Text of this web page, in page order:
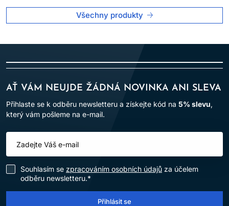
Všechny produkty
AŤ VÁM NEUJDE ŽÁDNÁ NOVINKA ANI SLEVA
Přihlaste se k odběru newsletteru a získejte kód na 5% slevu,
který vám pošleme na e-mail.
Souhlasím se zpracováním osobních údajů za účelem
odběru newsletteru.*
Přihlásit se